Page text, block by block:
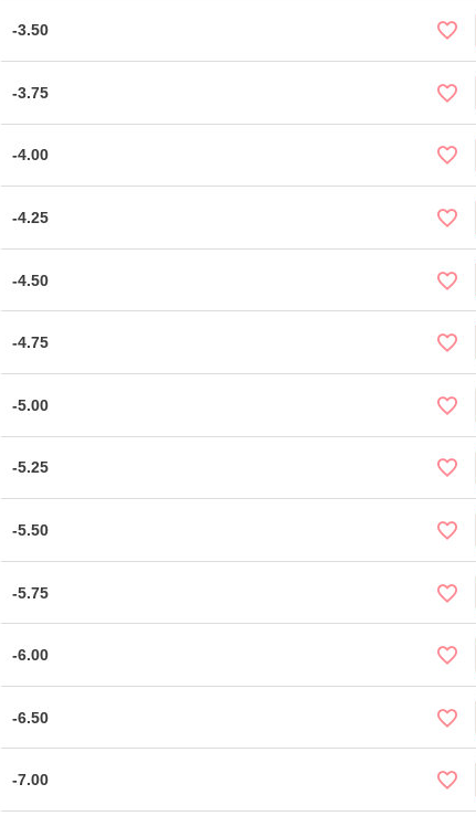
-3.50
-3.75
-4.00
-4.25
-4.50
-4.75
-5.00
-5.25
-5.50
-5.75
-6.00
-6.50
-7.00